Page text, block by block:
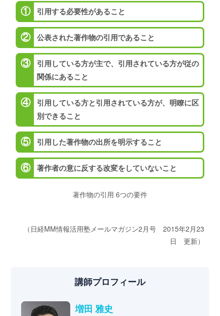
引用する必要性があること
公表された著作物の引用であること
引用している方が主で、引用されている方が従の
関係にあること
引用している方と引用されている方が、明瞭に区
別できること
引用した著作物の出所を明示すること
著作者の意に反する改変をしていないこと
著作物の引用 6つの要件
（日経MM情報活用塾メールマガジン2月号 2015年2月23
日 更新）
講師プロフィール
増田 雅史